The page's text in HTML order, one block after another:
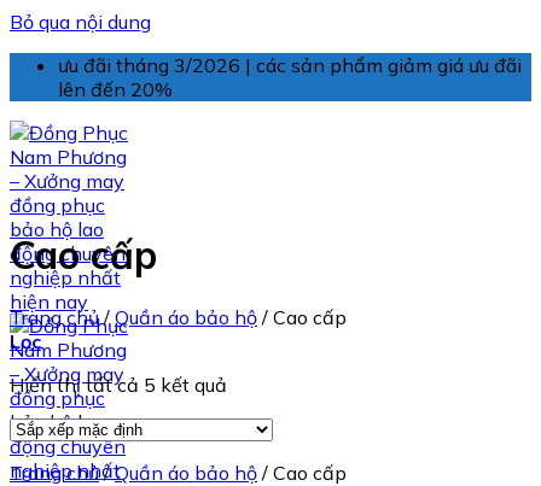
Bỏ qua nội dung
ưu đãi tháng 3/2026 | các sản phẩm giảm giá ưu đãi
lên đến 20%
Cao cấp
Trang chủ / Quần áo bảo hộ / Cao cấp
Lọc
Hiển thị tất cả 5 kết quả
Trang chủ/Quần áo bảo hộ / Cao cấp